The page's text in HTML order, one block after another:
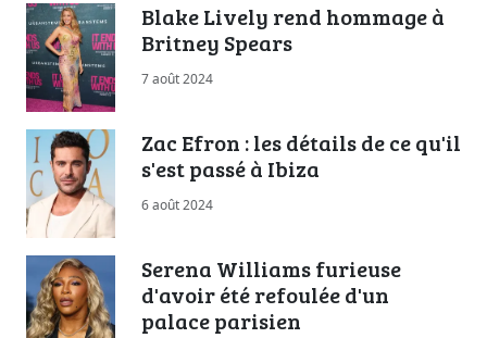
Blake Lively rend hommage à
Britney Spears
7 août 2024
Zac Efron : les détails de ce qu'il
s'est passé à Ibiza
6 août 2024
Serena Williams furieuse
d'avoir été refoulée d'un
palace parisien